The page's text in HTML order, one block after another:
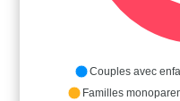
Couples avec
Familles